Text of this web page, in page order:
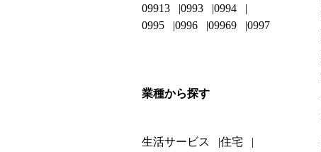
09913
0993
0994
0995
0996 09969 0997
業種から探す
生活サービス 住宅